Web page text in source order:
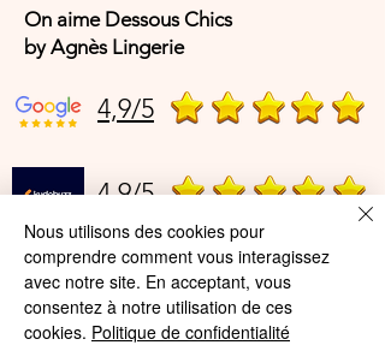
On aime Dessous Chics
by Agnès Lingerie
4,9/5
4,9/5
Offres et Services
A propos de nous
Nous utilisons des cookies pour
comprendre comment vous interagissez
avec notre site. En acceptant, vous
consentez à notre utilisation de ces
cookies. Politique de confidentialité